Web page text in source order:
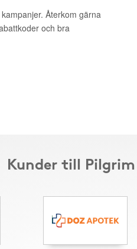
Återkom gärna
och bra
Kunder till